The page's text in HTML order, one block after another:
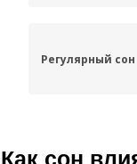
Регулярный сон